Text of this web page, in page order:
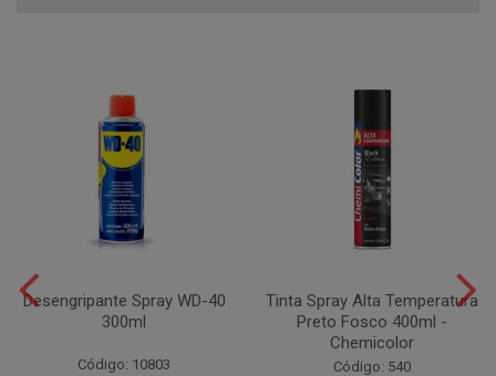
Desengripante Spray WD-40
300ml
Código: 10803
Tinta Spray Alta Temperatura
Preto Fosco 400ml -
Chemicolor
Código: 540